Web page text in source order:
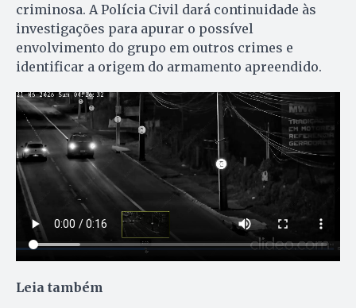
criminosa. A Polícia Civil dará continuidade às
investigações para apurar o possível
envolvimento do grupo em outros crimes e
identificar a origem do armamento apreendido.
Leia também